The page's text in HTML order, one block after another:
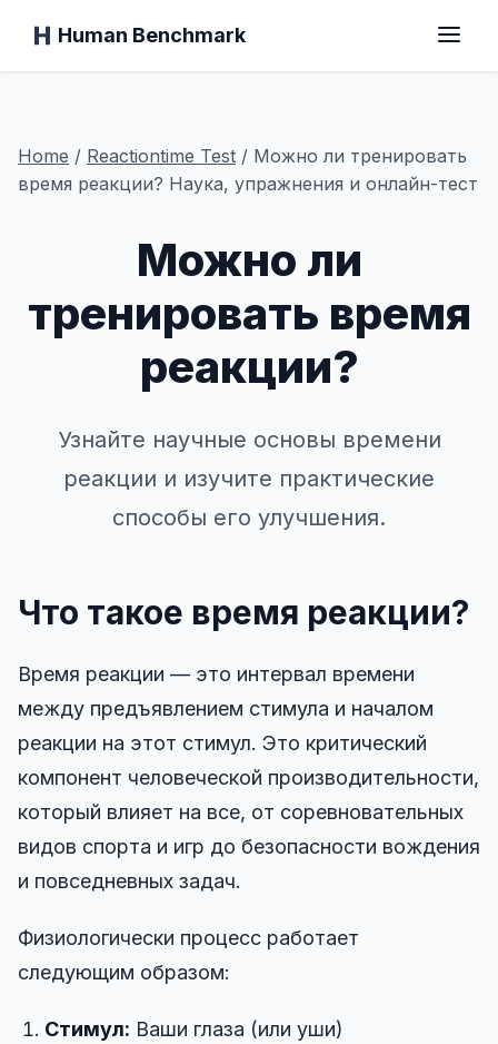
Human Benchmark
Время реакции
Тест на шимпанзе
Тест на печать
Визуальная память
Тренажер прицеливания
Вербальная Память
Память на последовательности
Поиск символов
Home / Reactiontime Test / Можно ли тренировать
время реакции? Наука, упражнения и онлайн-тест
Можно ли
тренировать время
реакции?
Узнайте научные основы времени
реакции и изучите практические
способы его улучшения.
Что такое время реакции?
Время реакции — это интервал времени
между предъявлением стимула и началом
реакции на этот стимул. Это критический
компонент человеческой производительности,
который влияет на все, от соревновательных
видов спорта и игр до безопасности вождения
и повседневных задач.
Физиологически процесс работает
следующим образом:
Стимул: Ваши глаза (или уши)